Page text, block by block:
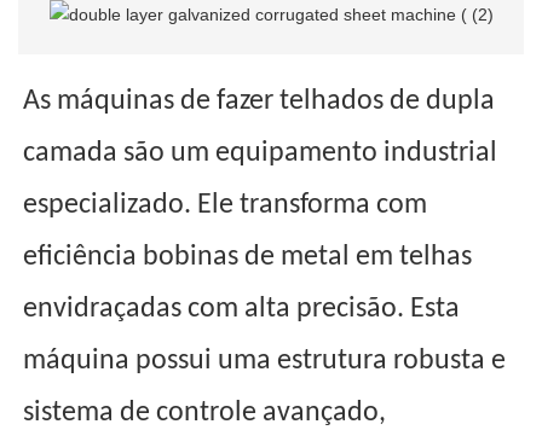
As máquinas de fazer telhados de dupla
camada são um equipamento industrial
especializado. Ele transforma com
eficiência bobinas de metal em telhas
envidraçadas com alta precisão. Esta
máquina possui uma estrutura robusta e
sistema de controle avançado,